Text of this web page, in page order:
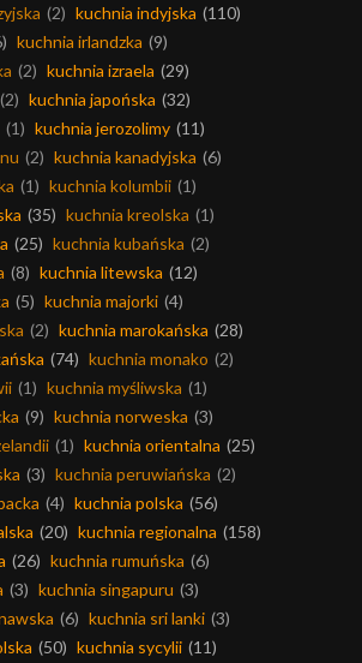
(2) kuchnia indyjska (110)
kuchnia irlandzka (9)
(2) kuchnia izraela (29)
(2) kuchnia japońska (32)
(1) kuchnia jerozolimy (11)
(2) kuchnia kanadyjska (6)
(1) kuchnia kolumbii (1)
(35) kuchnia kreolska (1)
(25) kuchnia kubańska (2)
(8) kuchnia litewska (12)
(5) kuchnia majorki (4)
(2) kuchnia marokańska (28)
(74) kuchnia monako (2)
(1) kuchnia myśliwska (1)
(9) kuchnia norweska (3)
(1) kuchnia orientalna (25)
(3) kuchnia peruwiańska (2)
(4) kuchnia polska (56)
(20) kuchnia regionalna (158)
(26) kuchnia rumuńska (6)
(3) kuchnia singapuru (3)
(6) kuchnia sri lanki (3)
(50) kuchnia sycylii (11)